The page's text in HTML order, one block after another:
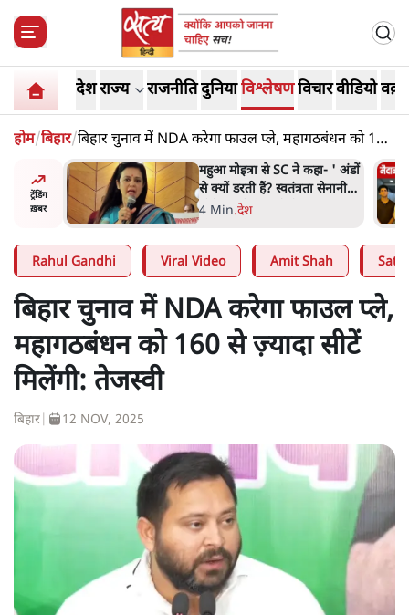
देशराज्य राजनीतिदुनियाविश्लेषणविचारवीडियो
होम/बिहार/बिहार चुनाव में NDA करेगा फाउल प्ले, महागठबंधन को 160
से ज़्यादा सीटें मिलेंगी: तेजस्वी
ट्रेंडिंग
ख़बर
महुआ मोइत्रा से SC ने कहा- ' अंडों
से क्यों डरती हैं? स्वतंत्रता सेनानी
सीने पर गोली खाते थे'
4 Min.देश
Rahul Gandhi Viral Video Amit Shah
बिहार चुनाव में NDA करेगा फाउल प्ले,
महागठबंधन को 160 से ज़्यादा सीटें
मिलेंगी: तेजस्वी
बिहार 12 NOV, 2025